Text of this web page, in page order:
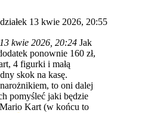
13 kwie 2026, 20:55
kwie 2026, 20:24 Jak
ponownie 160 zł,
4 figurki i małą
skok na kasę.
to oni dalej
pomyśleć jaki będzie
Kart (w końcu to